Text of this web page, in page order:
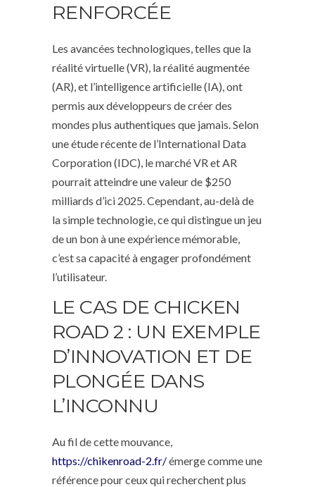
RENFORCÉE
Les avancées technologiques, telles que la
réalité virtuelle (VR), la réalité augmentée
(AR), et l’intelligence artificielle (IA), ont
permis aux développeurs de créer des
mondes plus authentiques que jamais. Selon
une étude récente de l’International Data
Corporation (IDC), le marché VR et AR
pourrait atteindre une valeur de $250
milliards d’ici 2025. Cependant, au-delà de
la simple technologie, ce qui distingue un jeu
de un bon à une expérience mémorable,
c’est sa capacité à engager profondément
l’utilisateur.
LE CAS DE CHICKEN
ROAD 2 : UN EXEMPLE
D’INNOVATION ET DE
PLONGÉE DANS
L’INCONNU
Au fil de cette mouvance,
https://chikenroad-2.fr/émerge comme une
référence pour ceux qui recherchent plus